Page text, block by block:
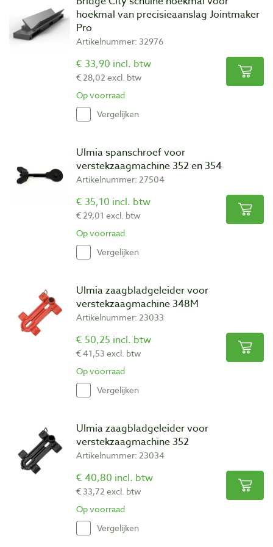
hoekmal van precisieaanslag Jointmaker
Pro
Artikelnummer: 32976
€ 33,90 incl. btw
€ 28,02 excl. btw
Op voorraad
Vergelijken
Ulmia spanschroef voor
verstekzaagmachine 352 en 354
Artikelnummer: 27504
€ 35,10 incl. btw
€ 29,01 excl. btw
Op voorraad
Vergelijken
Ulmia zaagbladgeleider voor
verstekzaagmachine 348M
Artikelnummer: 23033
€ 50,25 incl. btw
€ 41,53 excl. btw
Op voorraad
Vergelijken
Ulmia zaagbladgeleider voor
verstekzaagmachine 352
Artikelnummer: 23034
€ 40,80 incl. btw
€ 33,72 excl. btw
Op voorraad
Vergelijken